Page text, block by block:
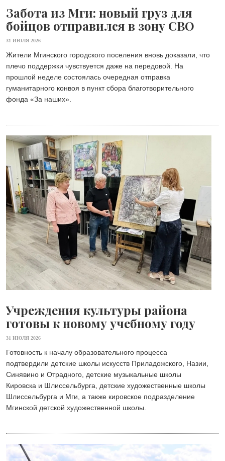
Забота из Мги: новый груз для
бойцов отправился в зону СВО
31 ИЮЛЯ 2026
Жители Мгинского городского поселения вновь доказали, что
плечо поддержки чувствуется даже на передовой. На
прошлой неделе состоялась очередная отправка
гуманитарного конвоя в пункт сбора благотворительного
фонда «Зa наших».
Учреждения культуры района
готовы к новому учебному году
31 ИЮЛЯ 2026
Готовность к началу образовательного процесса
подтвердили детские школы искусств Приладожского, Назии,
Синявино и Отрадного, детские музыкальные школы
Кировска и Шлиссельбурга, детские художественные школы
Шлиссельбурга и Мги, а также кировское подразделение
Мгинской детской художественной школы.